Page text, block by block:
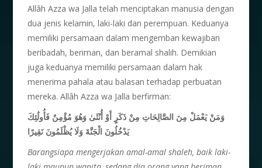
Allâh Azza wa Jalla telah menciptakan manusia dengan
dua jenis kelamin, laki-laki dan perempuan. Keduanya
memiliki persamaan dalam mengemban kewajiban
beribadah, beriman, dan beramal shalih. Demikian
juga keduanya memiliki persamaan dalam hak
menerima pahala atau balasan terhadap perbuatan
mereka. Allâh Azza wa Jalla berfirman:
وَمَنْ يَعْمَلْ مِنَ الصَّالِحَاتِ مِنْ ذَكَرٍ أَوْ أُنْثَىٰ وَهُوَ مُؤْمِنٌ فَأُولَٰئِكَ
يَدْخُلُونَ الْجَنَّةَ وَلَا يُظْلَمُونَ نَقِيرًا
Barangsiapa mengerjakan amal-amal shaleh, baik laki-